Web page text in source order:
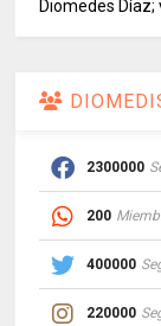
Diomedes
2300000
200
400000
220000